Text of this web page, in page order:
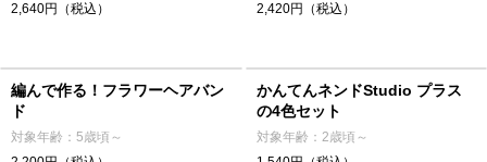
2,640円（税込）
2,420円（税込）
編んで作る！フラワーヘアバン
ド
対象年齢：5歳頃～
かんてんネンドStudio プラス
の4色セット
対象年齢：2歳頃～